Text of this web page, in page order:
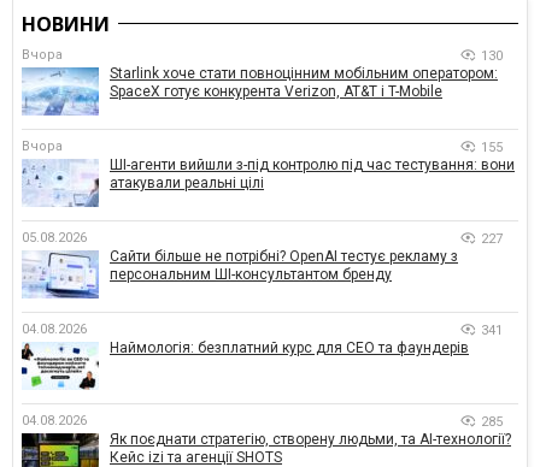
НОВИНИ
Вчора 130
Starlink хоче стати повноцінним мобільним оператором:
SpaceX готує конкурента Verizon, AT&T і T-Mobile
Вчора 155
ШІ-агенти вийшли з-під контролю під час тестування: вони
атакували реальні цілі
05.08.2026 227
Сайти більше не потрібні? OpenAI тестує рекламу з
персональним ШІ-консультантом бренду
04.08.2026 341
Наймологія: безплатний курс для CEO та фаундерів
04.08.2026 285
Як поєднати стратегію, створену людьми, та AI-технології?
Кейс izi та агенції SHOTS